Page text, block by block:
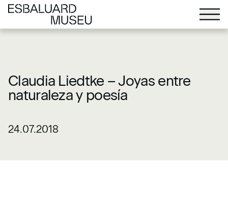
Claudia Liedtke – Joyas entre
naturaleza y poesía
24.07.2018